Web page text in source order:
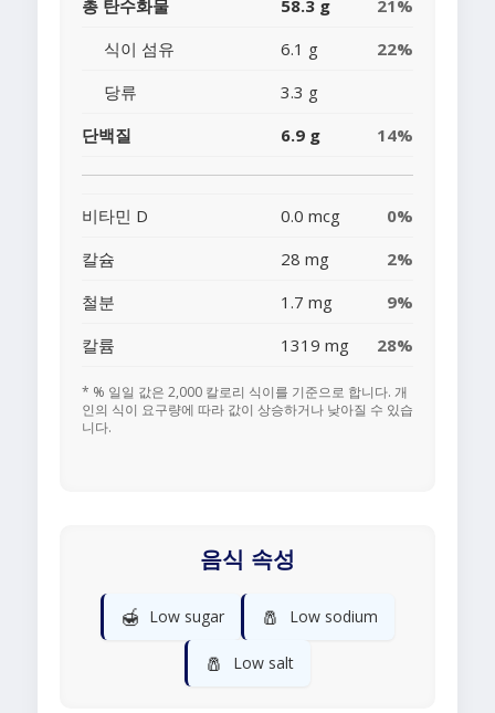
총 탄수화물 58.3 g
21%
식이 섬유
6.1 g
22%
당류
3.3 g
단백질
6.9 g 14%
비타민 D 0.0 mcg
0%
칼슘
28 mg
2%
철분
1.7 mg
9%
칼륨
1319 mg 28%
* % 일일 값은 2,000 칼로리 식이를 기준으로 합니다. 개
인의 식이 요구량에 따라 값이 상승하거나 낮아질 수 있습
니다.
음식 속성
🍯 Low sugar 🧂 Low sodium
🧂 Low salt